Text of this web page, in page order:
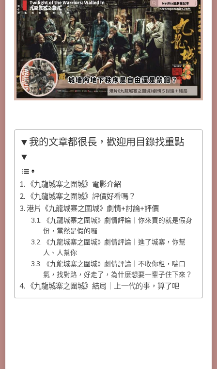
▼我的文章都很長，歡迎用目錄找重點
▼
《九龍城寨之圍城》電影介紹
《九龍城寨之圍城》評價好看嗎？
港片《九龍城寨之圍城》劇情+討論+評價
《九龍城寨之圍城》劇情評論｜你來買的就是假身
份，當然是假的囉
《九龍城寨之圍城》劇情評論｜進了城寨，你幫
人、人幫你
《九龍城寨之圍城》劇情評論｜不收你租，喘口
氣，找對路，好走了，為什麼想要一輩子住下來？
《九龍城寨之圍城》結局｜上一代的事，算了吧